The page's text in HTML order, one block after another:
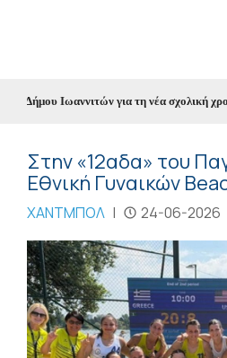
Ιωαννιτών για τη νέα σχολική χρονιά
Στην «12αδα» του
Εθνική Γυναικών
ΧΑΝΤΜΠΟΛ | 24-06-2026